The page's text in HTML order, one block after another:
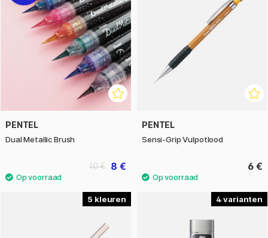
PENTEL
Dual Metallic Brush
8 €
10 €
PENTEL
Sensi-Grip Vulpotlood
6 €
5 4